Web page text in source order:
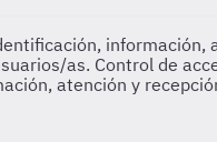
información,
as. Control de
atención y